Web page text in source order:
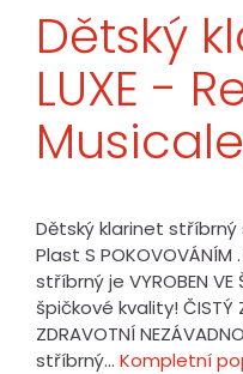
Dětský
LUXE -
Dětský klarinet stříbrný
Plast S POKOVOVÁNÍM
stříbrný je VYROBEN
špičkové kvality! ČISTÝ
ZDRAVOTNÍ
stříbrný... Kompletní